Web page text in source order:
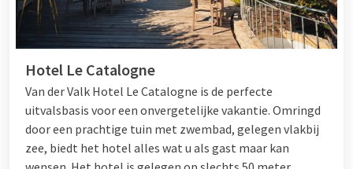
Hotel Le Catalogne
Van der Valk Hotel Le Catalogne is de perfecte
uitvalsbasis voor een onvergetelijke vakantie. Omringd
door een prachtige tuin met zwembad, gelegen vlakbij
zee, biedt het hotel alles wat u als gast maar kan